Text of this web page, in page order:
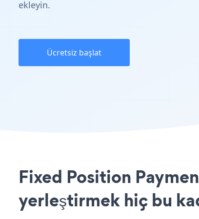
ekleyin.
Ücretsiz başlat
Fixed Position
yerleştirmek hiç bu